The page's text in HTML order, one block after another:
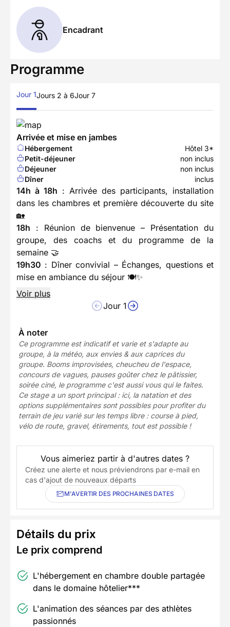
Encadrant
Programme
Jour 1Jours 2 à 6Jour 7
Arrivée et mise en jambes
Hébergement
Hôtel 3*
Petit-déjeuner
non inclus
Déjeuner
non inclus
Dîner
inclus
14h à 18h : Arrivée des participants, installation
dans les chambres et première découverte du site
🏡
18h : Réunion de bienvenue – Présentation du
groupe, des coachs et du programme de la
semaine 🤝
19h30 : Dîner convivial – Échanges, questions et
mise en ambiance du séjour 🍽️✨
Voir plus
Jour 1
À noter
Ce programme est indicatif et varie et s'adapte au
groupe, à la météo, aux envies & aux caprices du
groupe. Booms improvisées, cheucheu de l'espace,
concours de vagues, pauses goûter chez le pâtissier,
soirée ciné, le programme c'est aussi vous qui le faites.
Ce stage a un sport principal : ici, la natation et des
options supplémentaires sont possibles pour profiter du
terrain de jeu varié sur les temps libre : course à pied,
vélo de route, gravel, étirements, tout est possible !
Vous aimeriez partir à d'autres dates ?
Créez une alerte et nous préviendrons par e-mail en
cas d'ajout de nouveaux départs
M'AVERTIR DES PROCHAINES DATES
Détails du prix
Le prix comprend
L'hébergement en chambre double partagée
dans le domaine hôtelier***
L'animation des séances par des athlètes
passionnés